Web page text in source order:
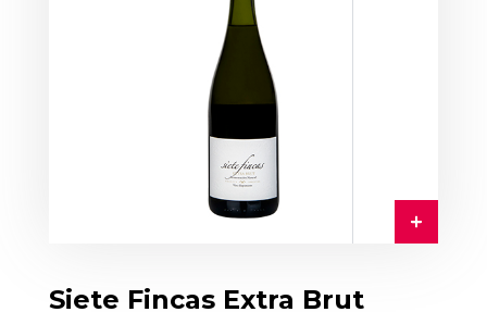
Siete Fincas Extra Brut